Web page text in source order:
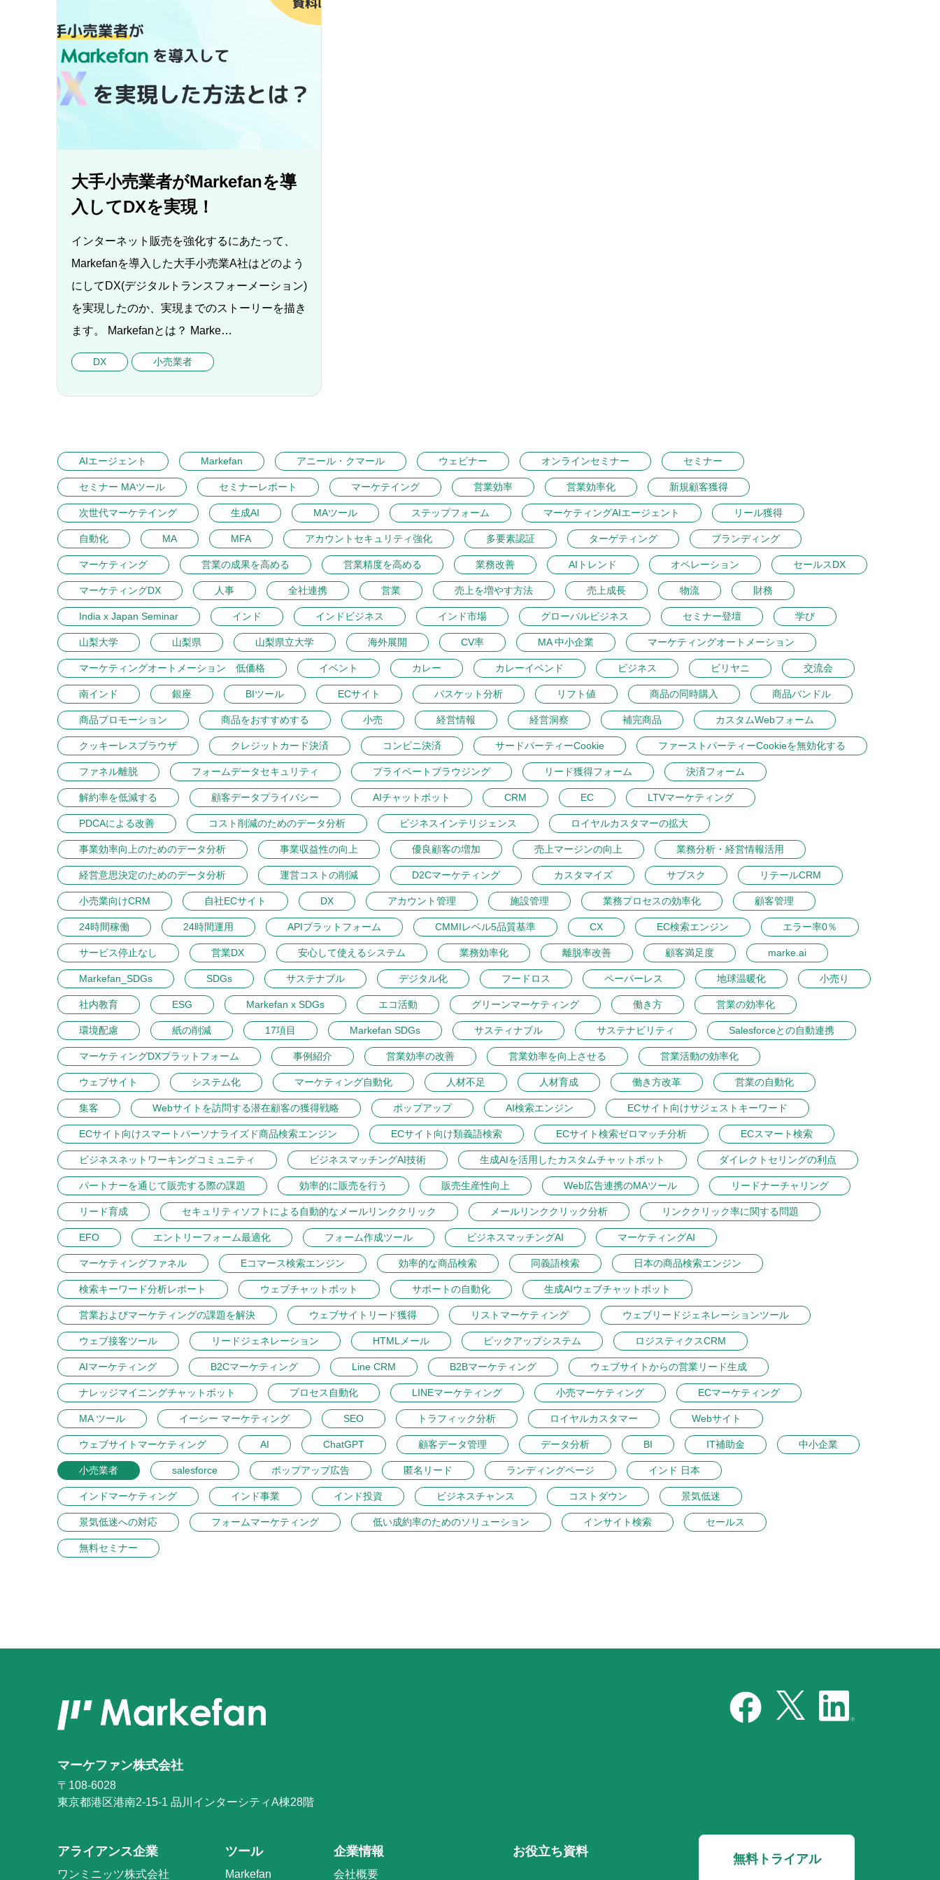
大手小売業者がMarkefanを導
入してDXを実現！
インターネット販売を強化するにあたって、
Markefanを導入した大手小売業A社はどのよう
にしてDX(デジタルトランスフォーメーション)
を実現したのか、実現までのストーリーを描き
ます。 Markefanとは？ Marke…
DX 小売業者
AIエージェント Markefan アニール・クマール ウェビナー オンラインセミナー セミナー
セミナー MAツール セミナーレポート マーケテイング 営業効率 営業効率化 新規顧客獲得
次世代マーケテイング 生成AI MAツール ステップフォーム マーケティングAIエージェント リール獲得
自動化 MA MFA アカウントセキュリティ強化 多要素認証 ターゲティング ブランディング
マーケティング 営業の成果を高める 営業精度を高める 業務改善 AIトレンド オペレーション セールスDX
マーケティングDX 人事 全社連携 営業 売上を増やす方法 売上成長 物流 財務
India x Japan Seminar インド インドビジネス インド市場 グローバルビジネス セミナー登壇 学び
山梨大学 山梨県 山梨県立大学 海外展開 CV率 MA 中小企業 マーケティングオートメーション
マーケティングオートメーション 低価格 イベント カレー カレーイベンド ビジネス ビリヤニ 交流会
南インド 銀座 BIツール ECサイト バスケット分析 リフト値 商品の同時購入 商品バンドル
商品プロモーション 商品をおすすめする 小売 経営情報 経営洞察 補完商品 カスタムWebフォーム
クッキーレスブラウザ クレジットカード決済 コンビニ決済 サードパーティーCookie ファーストパーティーCookieを無効化する
ファネル離脱 フォームデータセキュリティ プライベートブラウジング リード獲得フォーム 決済フォーム
解約率を低減する 顧客データプライバシー AIチャットボット CRM EC LTVマーケティング
PDCAによる改善 コスト削減のためのデータ分析 ビジネスインテリジェンス ロイヤルカスタマーの拡大
事業効率向上のためのデータ分析 事業収益性の向上 優良顧客の増加 売上マージンの向上 業務分析・経営情報活用
経営意思決定のためのデータ分析 運営コストの削減 D2Cマーケティング カスタマイズ サブスク リテールCRM
小売業向けCRM 自社ECサイト DX アカウント管理 施設管理 業務プロセスの効率化 顧客管理
24時間稼働 24時間運用 APIプラットフォーム CMMIレベル5品質基準 CX EC検索エンジン エラー率0％
サービス停止なし 営業DX 安心して使えるシステム 業務効率化 離脱率改善 顧客満足度 marke.ai
Markefan_SDGs SDGs サステナブル デジタル化 フードロス ペーパーレス 地球温暖化 小売り
社内教育 ESG Markefan x SDGs エコ活動 グリーンマーケティング 働き方 営業の効率化
環境配慮 紙の削減 17項目 Markefan SDGs サスティナブル サステナビリティ Salesforceとの自動連携
マーケティングDXプラットフォーム 事例紹介 営業効率の改善 営業効率を向上させる 営業活動の効率化
ウェブサイト システム化 マーケティング自動化 人材不足 人材育成 働き方改革 営業の自動化
集客 Webサイトを訪問する潜在顧客の獲得戦略 ポップアップ AI検索エンジン ECサイト向けサジェストキーワード
ECサイト向けスマートパーソナライズド商品検索エンジン ECサイト向け類義語検索 ECサイト検索ゼロマッチ分析 ECスマート検索
ビジネスネットワーキングコミュニティ ビジネスマッチングAI技術 生成AIを活用したカスタムチャットボット ダイレクトセリングの利点
パートナーを通じて販売する際の課題 効率的に販売を行う 販売生産性向上 Web広告連携のMAツール リードナーチャリング
リード育成 セキュリティソフトによる自動的なメールリンククリック メールリンククリック分析 リンククリック率に関する問題
EFO エントリーフォーム最適化 フォーム作成ツール ビジネスマッチングAI マーケティングAI
マーケティングファネル Eコマース検索エンジン 効率的な商品検索 同義語検索 日本の商品検索エンジン
検索キーワード分析レポート ウェブチャットボット サポートの自動化 生成AIウェブチャットボット
営業およびマーケティングの課題を解決 ウェブサイトリード獲得 リストマーケティング ウェブリードジェネレーションツール
ウェブ接客ツール リードジェネレーション HTMLメール ピックアップシステム ロジスティクスCRM
AIマーケティング B2Cマーケティング Line CRM B2Bマーケティング ウェブサイトからの営業リード生成
ナレッジマイニングチャットボット プロセス自動化 LINEマーケティング 小売マーケティング ECマーケティング
MA ツール イーシー マーケティング SEO トラフィック分析 ロイヤルカスタマー Webサイト
ウェブサイトマーケティング AI ChatGPT 顧客データ管理 データ分析 BI IT補助金 中小企業
小売業者 salesforce ポップアップ広告 匿名リード ランディングページ インド 日本
インドマーケティング インド事業 インド投資 ビジネスチャンス コストダウン 景気低迷
景気低迷への対応 フォームマーケティング 低い成約率のためのソリューション インサイト検索 セールス
無料セミナー
マーケファン株式会社
〒108-6028
東京都港区港南2-15-1 品川インターシティA棟28階
アライアンス企業
ワンミニッツ株式会社
ツール
Markefan
企業情報
会社概要
お役立ち資料
無料トライアル